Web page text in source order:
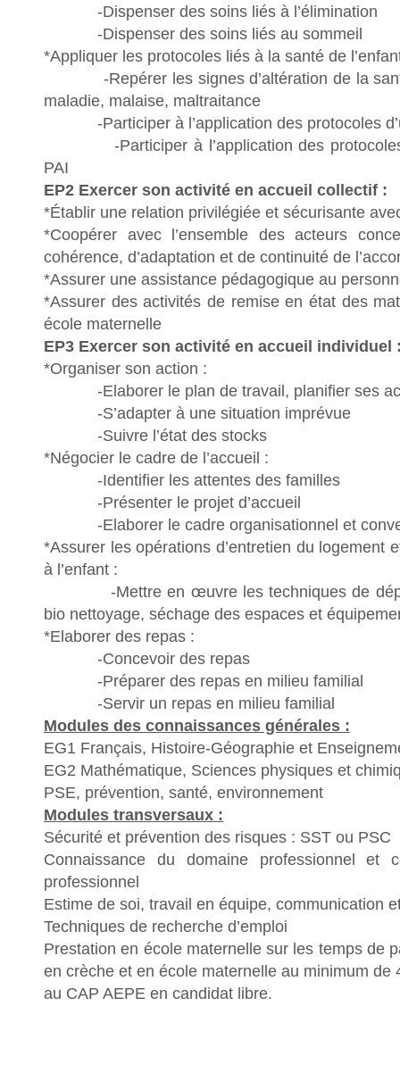
-Dispenser des soins liés à l’élimination
-Dispenser des soins liés au sommeil
*Appliquer les protocoles liés à la santé de
-Repérer les signes d’altération de la
maladie, malaise, maltraitance
-Participer à l’application des protocoles
-Participer à l’application des protocoles
PAI
EP2 Exercer son activité en accueil collectif :
*Établir une relation privilégiée et sécurisante
*Coopérer avec l’ensemble des acteurs
cohérence, d’adaptation et de continuité de
*Assurer une assistance pédagogique au
*Assurer des activités de remise en état des
école maternelle
EP3 Exercer son activité en accueil individuel
*Organiser son action :
-Elaborer le plan de travail, planifier ses
-S’adapter à une situation imprévue
-Suivre l’état des stocks
*Négocier le cadre de l’accueil :
-Identifier les attentes des familles
-Présenter le projet d’accueil
-Elaborer le cadre organisationnel et
*Assurer les opérations d’entretien du logement
à l’enfant :
-Mettre en œuvre les techniques de
bio nettoyage, séchage des espaces et
*Elaborer des repas :
-Concevoir des repas
-Préparer des repas en milieu familial
-Servir un repas en milieu familial
Modules des connaissances générales :
EG1 Français, Histoire-Géographie et
EG2 Mathématique, Sciences physiques et
PSE, prévention, santé, environnement
Modules transversaux :
Sécurité et prévention des risques : SST ou PSC
Connaissance du domaine professionnel et
professionnel
Estime de soi, travail en équipe, communication
Techniques de recherche d’emploi
Prestation en école maternelle sur les temps de
en crèche et en école maternelle au minimum de
au CAP AEPE en candidat libre.